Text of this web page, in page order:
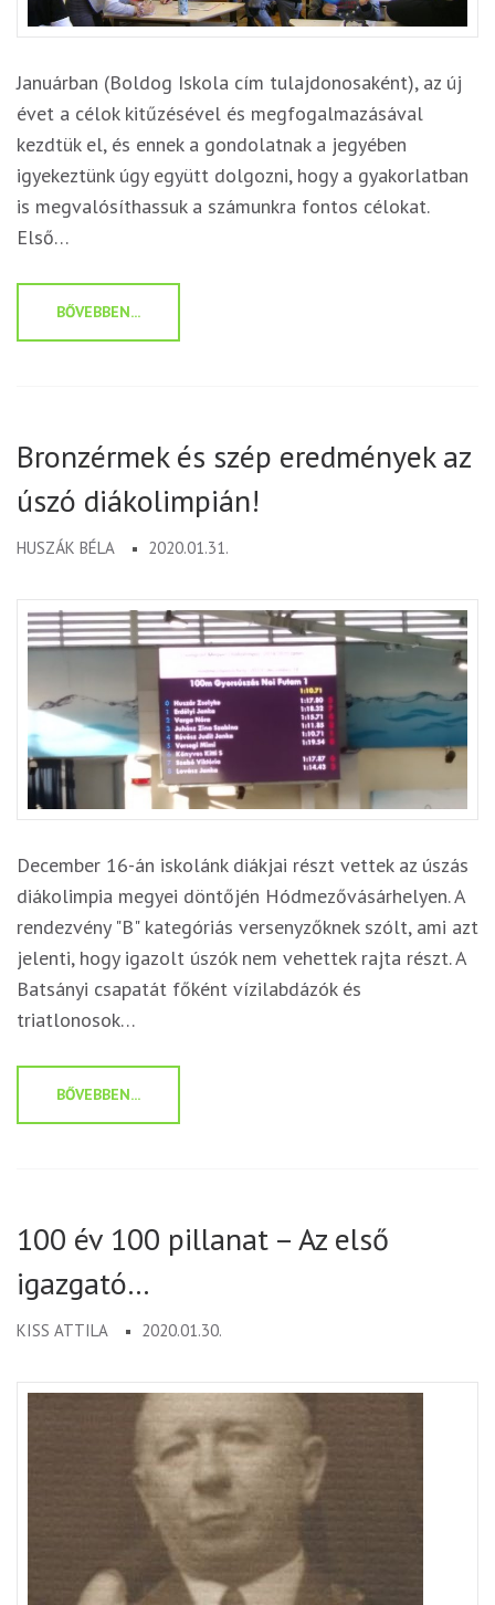
Januárban (Boldog Iskola cím tulajdonosaként), az új
évet a célok kitűzésével és megfogalmazásával
kezdtük el, és ennek a gondolatnak a jegyében
igyekeztünk úgy együtt dolgozni, hogy a gyakorlatban
is megvalósíthassuk a számunkra fontos célokat.
Első…
BŐVEBBEN...
Bronzérmek és szép eredmények az
úszó diákolimpián!
HUSZÁK BÉLA 2020.01.31.
December 16-án iskolánk diákjai részt vettek az úszás
diákolimpia megyei döntőjén Hódmezővásárhelyen. A
rendezvény "B" kategóriás versenyzőknek szólt, ami azt
jelenti, hogy igazolt úszók nem vehettek rajta részt. A
Batsányi csapatát főként vízilabdázók és
triatlonosok…
BŐVEBBEN...
100 év 100 pillanat – Az első
igazgató…
KISS ATTILA 2020.01.30.